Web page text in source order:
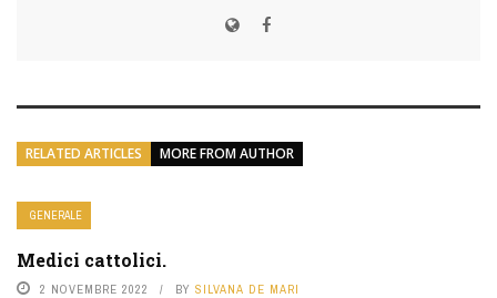
RELATED ARTICLES MORE FROM AUTHOR
GENERALE
Medici cattolici.
2 NOVEMBRE 2022 BY SILVANA DE MARI